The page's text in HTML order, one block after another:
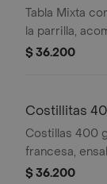
Tabla Mixta
la parrilla,
y arepa.
$ 36.200
Costillitas
Costillas 400
francesa,
y lechuga.
$ 36.200